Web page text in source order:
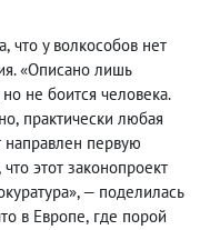
, что у волкособов нет
«Описано лишь
но не боится человека.
, практически любая
направлен первую
что этот законопроект
— поделилась
в Европе, где порой